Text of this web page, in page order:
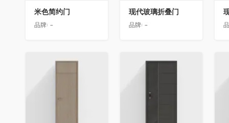
米色简约门
品牌: -
现代玻璃折叠门
品牌: -
收藏 收藏